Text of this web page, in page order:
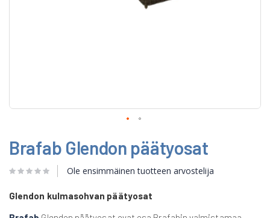
to
the
beginning
of
images
Brafab Glendon päätyosat
Ole ensimmäinen tuotteen arvostelija
Glendon kulmasohvan päätyosat